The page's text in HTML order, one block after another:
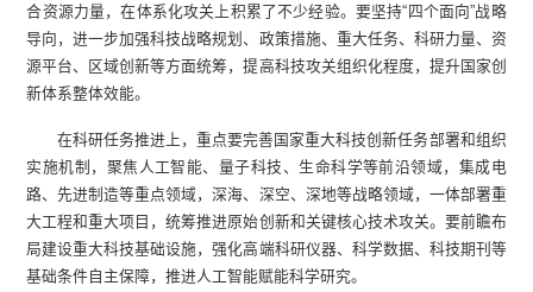
合资源力量，在体系化攻关上积累了不少经验。要坚持“四个面向”战略
导向，进一步加强科技战略规划、政策措施、重大任务、科研力量、资
源平台、区域创新等方面统筹，提高科技攻关组织化程度，提升国家创
新体系整体效能。
在科研任务推进上，重点要完善国家重大科技创新任务部署和组织
实施机制，聚焦人工智能、量子科技、生命科学等前沿领域，集成电
路、先进制造等重点领域，深海、深空、深地等战略领域，一体部署重
大工程和重大项目，统筹推进原始创新和关键核心技术攻关。要前瞻布
局建设重大科技基础设施，强化高端科研仪器、科学数据、科技期刊等
基础条件自主保障，推进人工智能赋能科学研究。